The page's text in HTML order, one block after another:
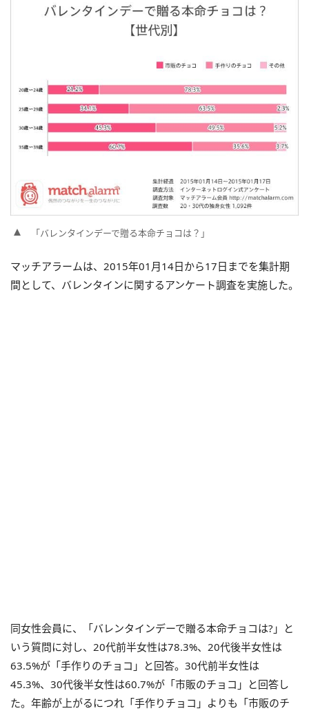
「バレンタインデーで贈る本命チョコは？」
マッチアラームは、2015年01月14日から17日までを集計期
間として、バレンタインに関するアンケート調査を実施した。
同女性会員に、「バレンタインデーで贈る本命チョコは?」と
いう質問に対し、20代前半女性は78.3%、20代後半女性は
63.5%が「手作りのチョコ」と回答。30代前半女性は
45.3%、30代後半女性は60.7%が「市販のチョコ」と回答し
た。年齢が上がるにつれ「手作りチョコ」よりも「市販のチ